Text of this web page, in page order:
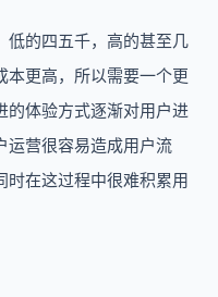
低的四五千，高的甚至几
本更高，所以需要一个更
的体验方式逐渐对用户进
运营很容易造成用户流
时在这过程中很难积累用